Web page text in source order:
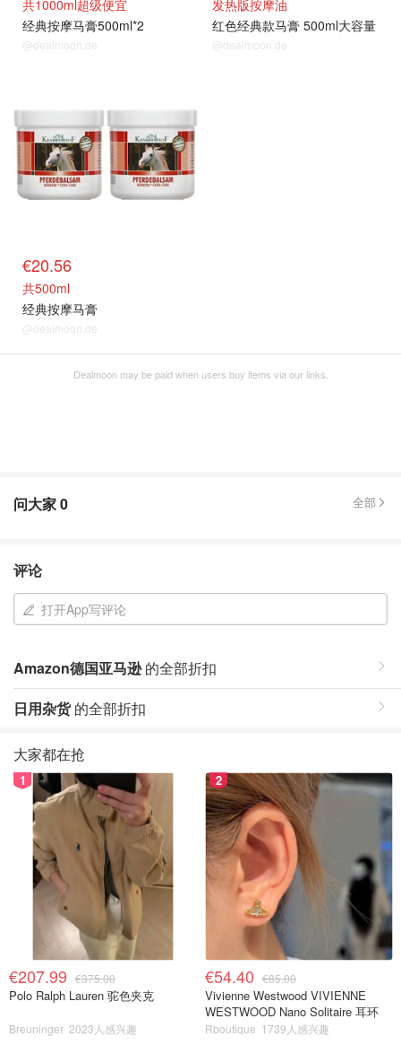
共1000ml超级便宜
经典按摩马膏500ml*2
@dealmoon.de
发热版按摩油
红色经典款马膏 500ml大容量
@dealmoon.de
€20.56
共500ml
经典按摩马膏
@dealmoon.de
Dealmoon may be paid when users buy items via our links.
问大家0 全部
评论
打开App写评论
Amazon德国亚马逊的全部折扣
日用杂货的全部折扣
大家都在抢
1
€207.99 €375.00
Polo Ralph Lauren 驼色夹克
Breuninger 2023人感兴趣
2
€54.40 €85.00
Vivienne Westwood VIVIENNE
WESTWOOD Nano Solitaire 耳环
Rboutique 1739人感兴趣